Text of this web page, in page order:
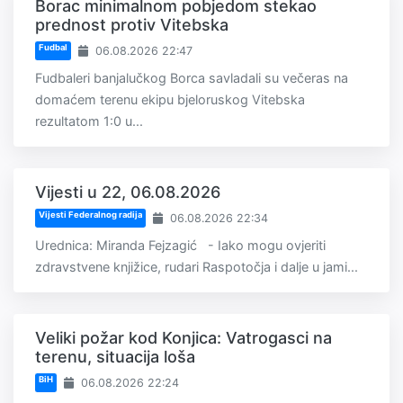
Borac minimalnom pobjedom stekao
prednost protiv Vitebska
Fudbal 06.08.2026 22:47
Fudbaleri banjalučkog Borca savladali su večeras na
domaćem terenu ekipu bjeloruskog Vitebska
rezultatom 1:0 u...
Vijesti u 22, 06.08.2026
Vijesti Federalnog radija 06.08.2026 22:34
Urednica: Miranda Fejzagić - Iako mogu ovjeriti
zdravstvene knjižice, rudari Raspotočja i dalje u jami...
Veliki požar kod Konjica: Vatrogasci na
terenu, situacija loša
BiH 06.08.2026 22:24